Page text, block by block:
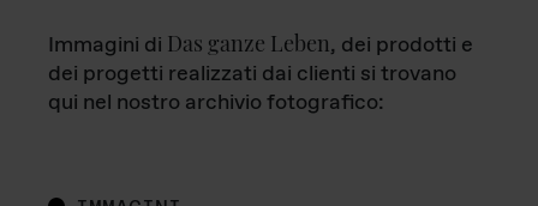
Immagini di Das ganze Leben, dei prodotti e
dei progetti realizzati dai clienti si trovano
qui nel nostro archivio fotografico: